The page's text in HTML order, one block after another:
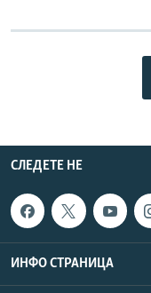
СЛЕДЕТЕ НЕ
ИНФО СТРАНИЦА